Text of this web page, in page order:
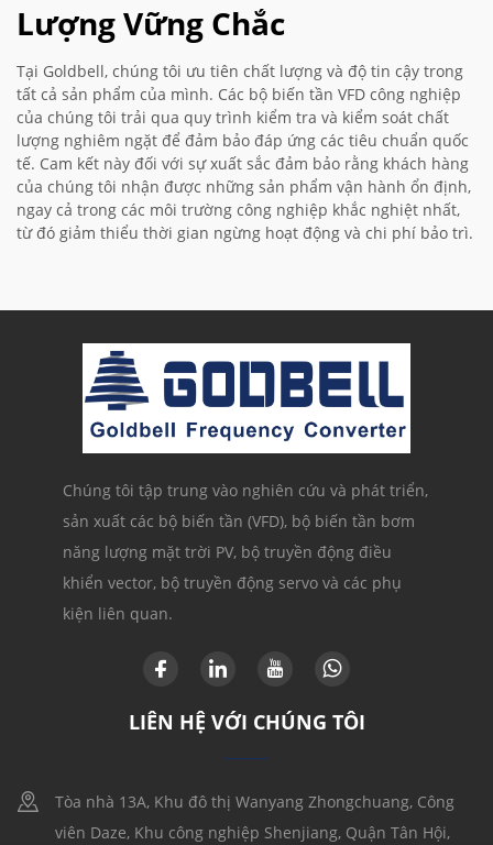
Lượng Vững Chắc
Tại Goldbell, chúng tôi ưu tiên chất lượng và độ tin cậy trong
tất cả sản phẩm của mình. Các bộ biến tần VFD công nghiệp
của chúng tôi trải qua quy trình kiểm tra và kiểm soát chất
lượng nghiêm ngặt để đảm bảo đáp ứng các tiêu chuẩn quốc
tế. Cam kết này đối với sự xuất sắc đảm bảo rằng khách hàng
của chúng tôi nhận được những sản phẩm vận hành ổn định,
ngay cả trong các môi trường công nghiệp khắc nghiệt nhất,
từ đó giảm thiểu thời gian ngừng hoạt động và chi phí bảo trì.
Chúng tôi tập trung vào nghiên cứu và phát triển,
sản xuất các bộ biến tần (VFD), bộ biến tần bơm
năng lượng mặt trời PV, bộ truyền động điều
khiển vector, bộ truyền động servo và các phụ
kiện liên quan.
LIÊN HỆ VỚI CHÚNG TÔI
Tòa nhà 13A, Khu đô thị Wanyang Zhongchuang, Công
viên Daze, Khu công nghiệp Shenjiang, Quận Tân Hội,